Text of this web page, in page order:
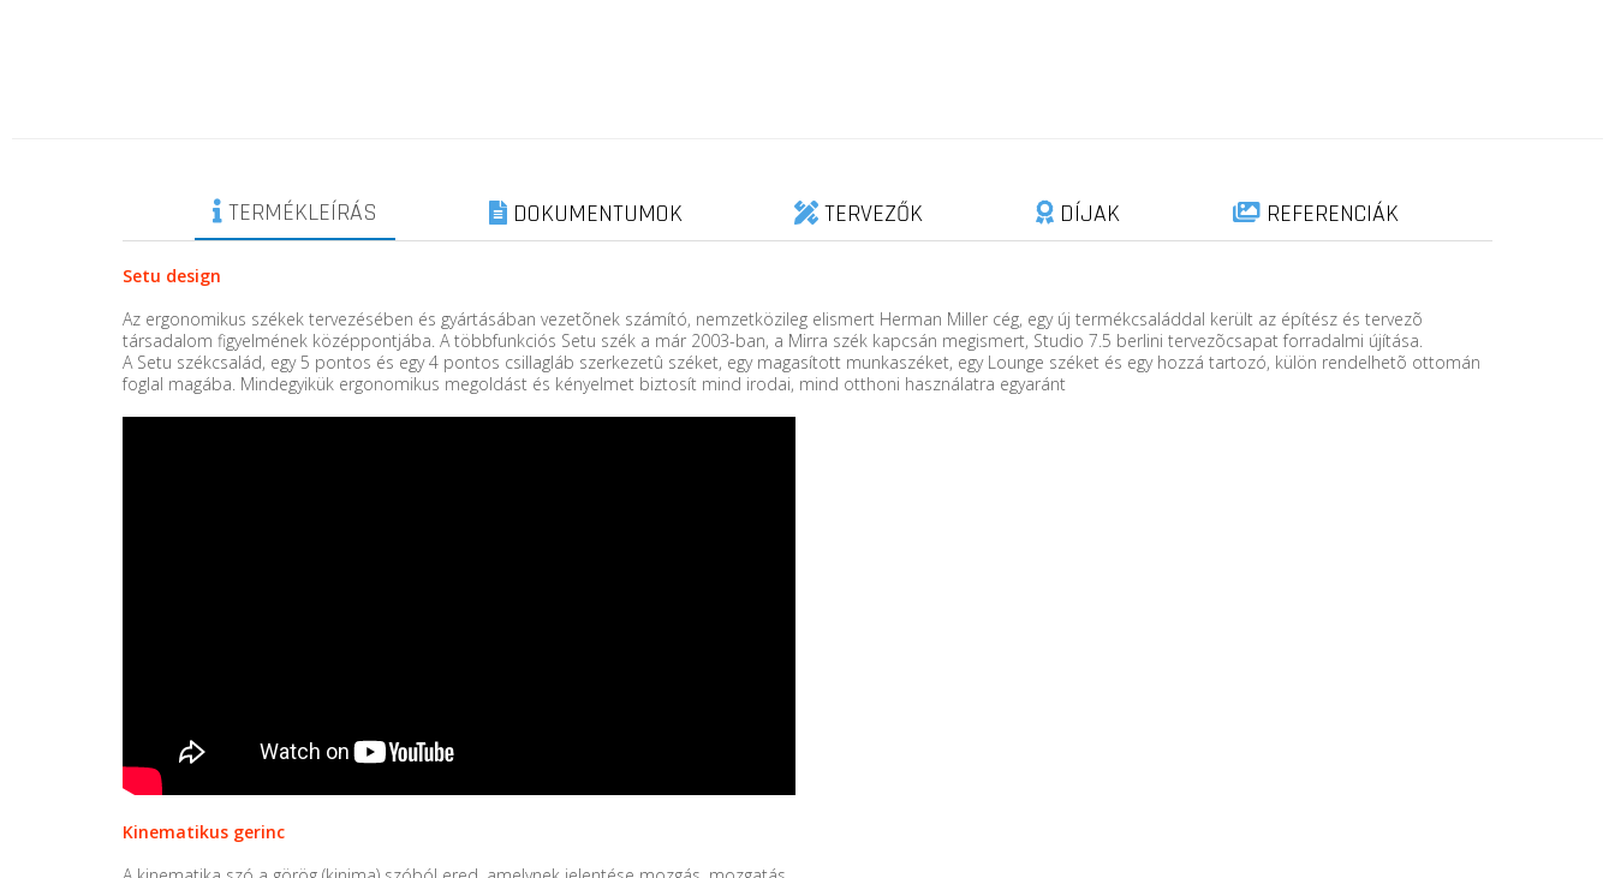
TERMÉKLEÍRÁS DOKUMENTUMOK TERVEZŐK DÍJAK REFERENCIÁK
Setu design
Az ergonomikus székek tervezésében és gyártásában vezetõnek számító, nemzetközileg elismert Herman Miller cég, egy új termékcsaláddal került az építész és tervezõ
társadalom figyelmének középpontjába. A többfunkciós Setu szék a már 2003-ban, a Mirra szék kapcsán megismert, Studio 7.5 berlini tervezõcsapat forradalmi újítása.
A Setu székcsalád, egy 5 pontos és egy 4 pontos csillagláb szerkezetû széket, egy magasított munkaszéket, egy Lounge széket és egy hozzá tartozó, külön rendelhetõ ottomán
foglal magába. Mindegyikük ergonomikus megoldást és kényelmet biztosít mind irodai, mind otthoni használatra egyaránt
Kinematikus gerinc